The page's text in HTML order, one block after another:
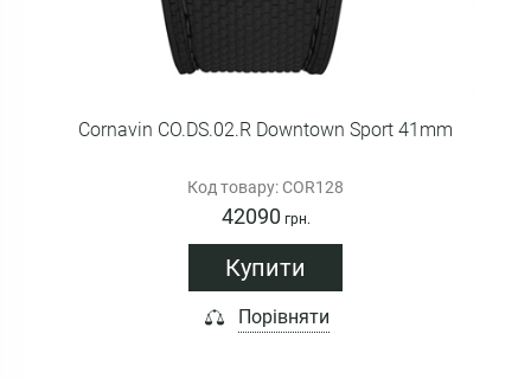
Cornavin CO.DS.02.R Downtown Sport 41mm
Код товару: COR128
42090 грн.
Купити
Порівняти